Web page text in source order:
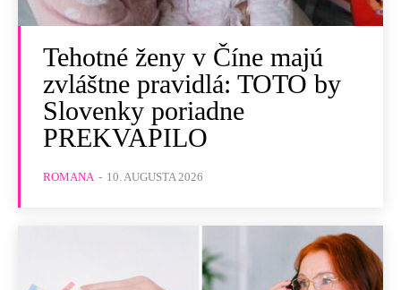
Tehotné ženy v Číne majú
zvláštne pravidlá: TOTO by
Slovenky poriadne
PREKVAPILO
ROMANA - 10. AUGUSTA 2026